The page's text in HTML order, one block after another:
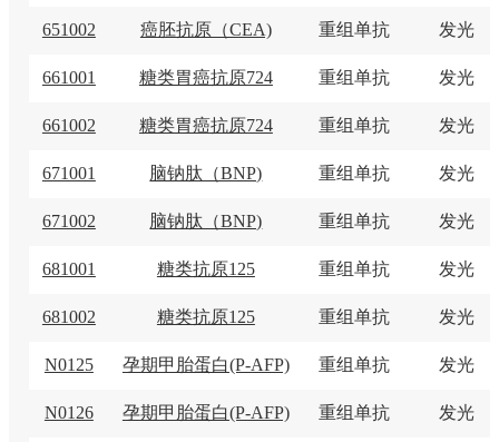
651002 癌胚抗原（CEA) 重组单抗 发光
661001 糖类胃癌抗原724 重组单抗 发光
661002 糖类胃癌抗原724 重组单抗 发光
671001 脑钠肽（BNP) 重组单抗 发光
671002 脑钠肽（BNP) 重组单抗 发光
681001 糖类抗原125 重组单抗 发光
681002 糖类抗原125 重组单抗 发光
N0125 孕期甲胎蛋白(P-AFP) 重组单抗 发光
N0126 孕期甲胎蛋白(P-AFP) 重组单抗 发光